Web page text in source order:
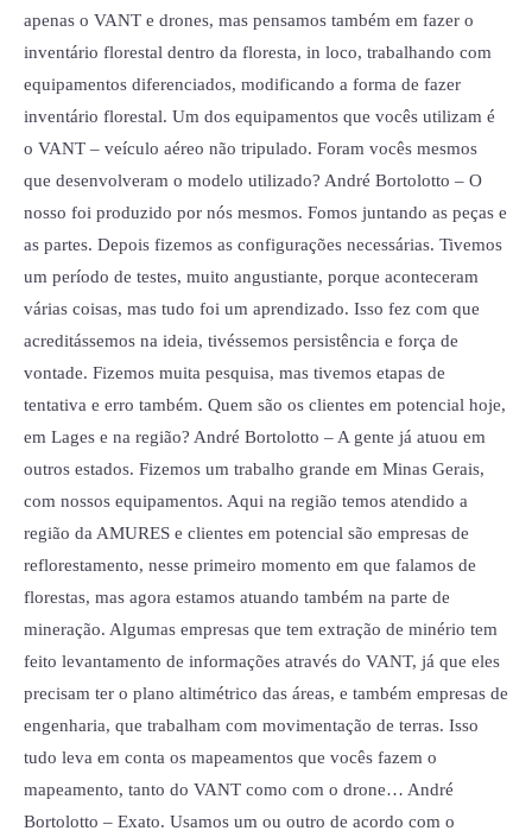
apenas o VANT e drones, mas pensamos também em fazer o
inventário florestal dentro da floresta, in loco, trabalhando com
equipamentos diferenciados, modificando a forma de fazer
inventário florestal. Um dos equipamentos que vocês utilizam é
o VANT – veículo aéreo não tripulado. Foram vocês mesmos
que desenvolveram o modelo utilizado? André Bortolotto – O
nosso foi produzido por nós mesmos. Fomos juntando as peças e
as partes. Depois fizemos as configurações necessárias. Tivemos
um período de testes, muito angustiante, porque aconteceram
várias coisas, mas tudo foi um aprendizado. Isso fez com que
acreditássemos na ideia, tivéssemos persistência e força de
vontade. Fizemos muita pesquisa, mas tivemos etapas de
tentativa e erro também. Quem são os clientes em potencial hoje,
em Lages e na região? André Bortolotto – A gente já atuou em
outros estados. Fizemos um trabalho grande em Minas Gerais,
com nossos equipamentos. Aqui na região temos atendido a
região da AMURES e clientes em potencial são empresas de
reflorestamento, nesse primeiro momento em que falamos de
florestas, mas agora estamos atuando também na parte de
mineração. Algumas empresas que tem extração de minério tem
feito levantamento de informações através do VANT, já que eles
precisam ter o plano altimétrico das áreas, e também empresas de
engenharia, que trabalham com movimentação de terras. Isso
tudo leva em conta os mapeamentos que vocês fazem o
mapeamento, tanto do VANT como com o drone… André
Bortolotto – Exato. Usamos um ou outro de acordo com o